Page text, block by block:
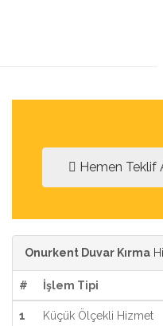
Hemen Teklif
Onurkent Duvar Kırma
# İşlem Tipi
1 Küçük Ölçekli Hizmet